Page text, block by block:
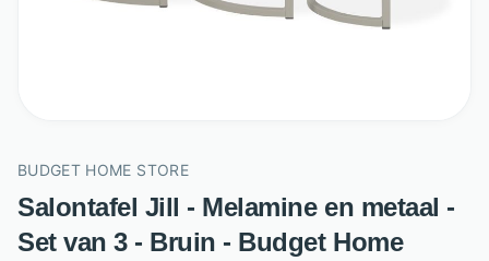
BUDGET HOME STORE
Salontafel Jill - Melamine en metaal -
Set van 3 - Bruin - Budget Home